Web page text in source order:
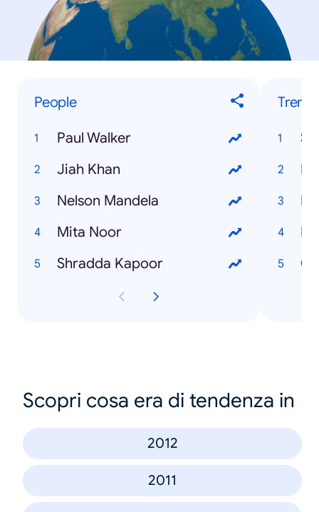
People
Paul Walker
Jiah Khan
Nelson Mandela
Mita Noor
Shradda Kapoor
Fb
Scopri cosa era di tendenza in
2012
2011